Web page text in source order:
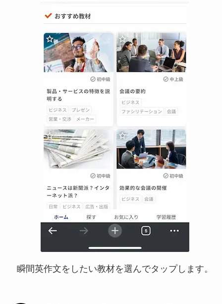
瞬間英作文をしたい教材を選んでタップします。